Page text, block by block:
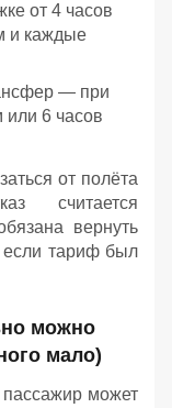
от 4 часов
и каждые
— при
6 часов
от полёта
считается
вернуть
тариф был
можно
мало)
пассажир может